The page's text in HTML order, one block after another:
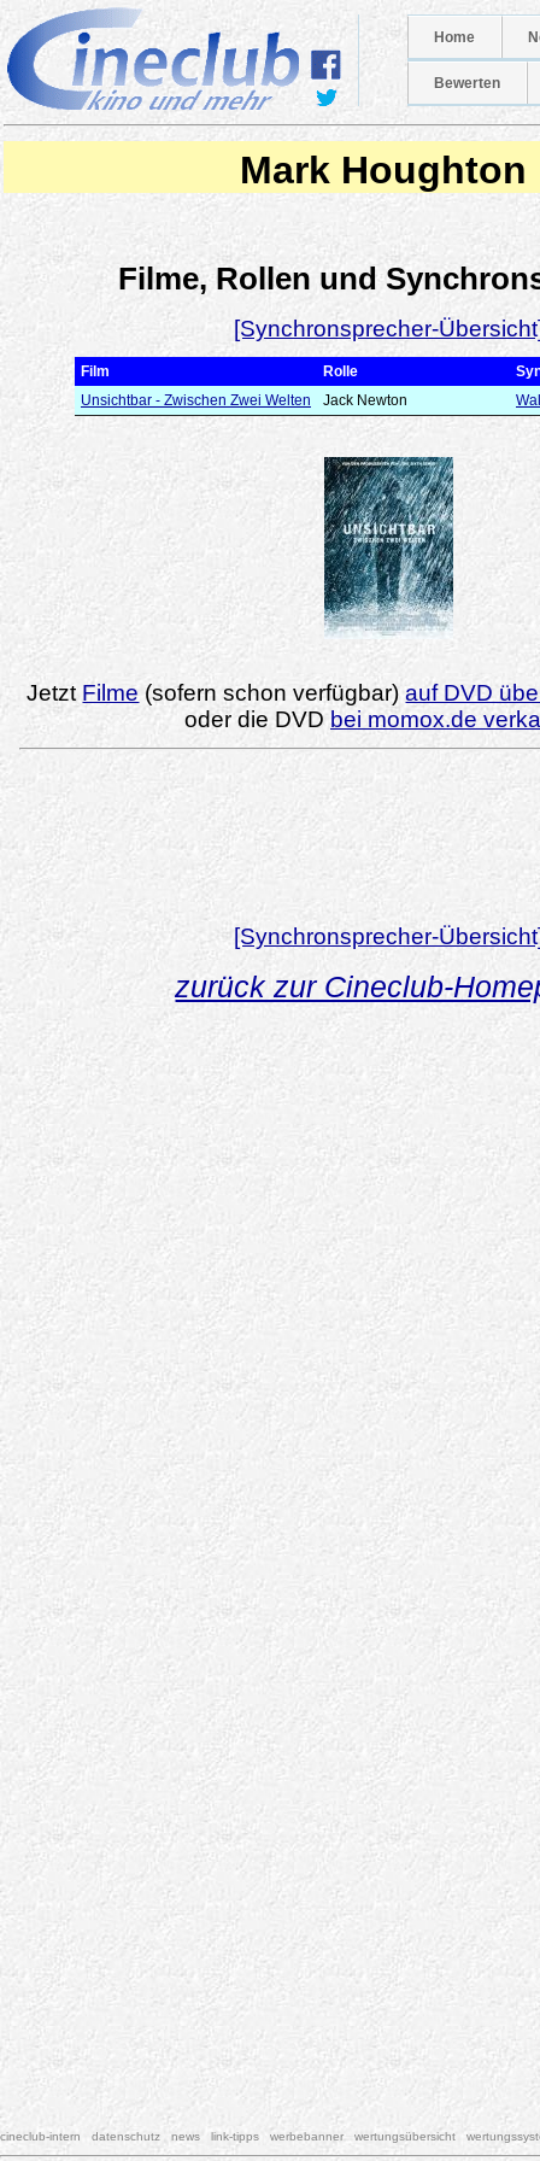
Home
Bewerten
Mark Houghton
Filme, Rollen und
[Synchronsprecher-
Film Rolle
Unsichtbar - Zwischen Zwei Welten
Jack Newton
Jetzt Filme (sofern schon verfügbar)auf DVD
oder die DVD bei momox.de
[Synchronsprecher-
zurück zur Cineclub-
cineclub-intern datenschutz news link-tipps werbebanner wertungsübersicht